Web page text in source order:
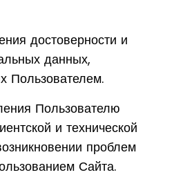
достоверности и
данных,
Пользователем.
Пользователю
и технической
проблем
Сайта.